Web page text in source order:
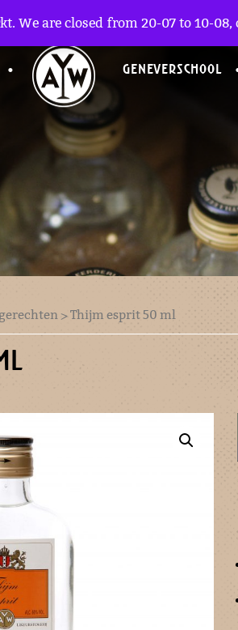
GENEVERSCHOOL
> Thijm esprit 50 ml
are closed from 20-07 to 10-